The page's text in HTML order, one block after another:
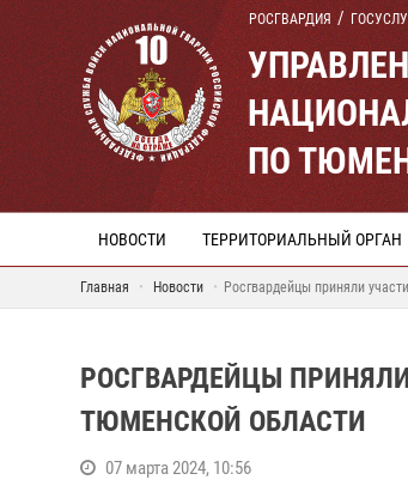
РОСГВАРДИЯ
ПО
НОВОСТИ ТЕРРИТОРИАЛЬНЫЙ ОРГАН
Главная Новости Росгвардейцы приняли
РОСГВАРДЕЙЦЫ
ТЮМЕНСКОЙ ОБЛАСТИ
07 марта 2024, 10:56